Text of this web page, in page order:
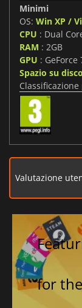
Minimi
OS: Win XP /
CPU : Dual
RAM : 2GB
GPU : GeForce
Spazio su disco
Valutazione
for the